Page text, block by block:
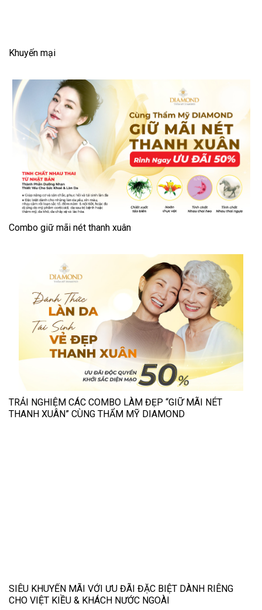
Khuyến mại
Combo giữ mãi nét thanh xuân
TRẢI NGHIỆM CÁC COMBO LÀM ĐẸP “GIỮ MÃI NÉT
THANH XUÂN” CÙNG THẨM MỸ DIAMOND
SIÊU KHUYẾN MÃI VỚI ƯU ĐÃI ĐẶC BIỆT DÀNH RIÊNG
CHO VIỆT KIỀU & KHÁCH NƯỚC NGOÀI